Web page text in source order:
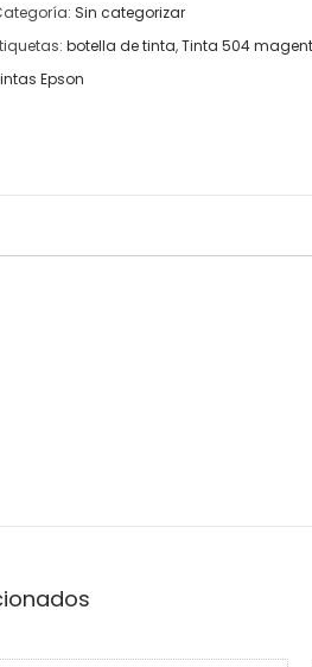
Sin categorizar
botella de tinta,Tinta 504
Epson